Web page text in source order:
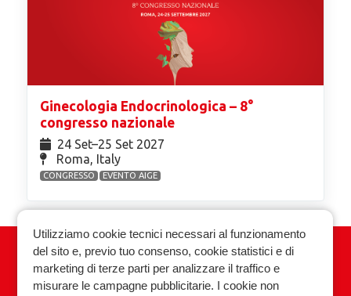
Ginecologia Endocrinologica – 8°
congresso nazionale
24 Set⁠–25 Set 2027
Roma, Italy
CONGRESSO EVENTO AIGE
Associazione Italiana Ginecologia
Endocrinologica
Utilizziamo cookie tecnici necessari al funzionamento
del sito e, previo tuo consenso, cookie statistici e di
marketing di terze parti per analizzare il traffico e
misurare le campagne pubblicitarie. I cookie non